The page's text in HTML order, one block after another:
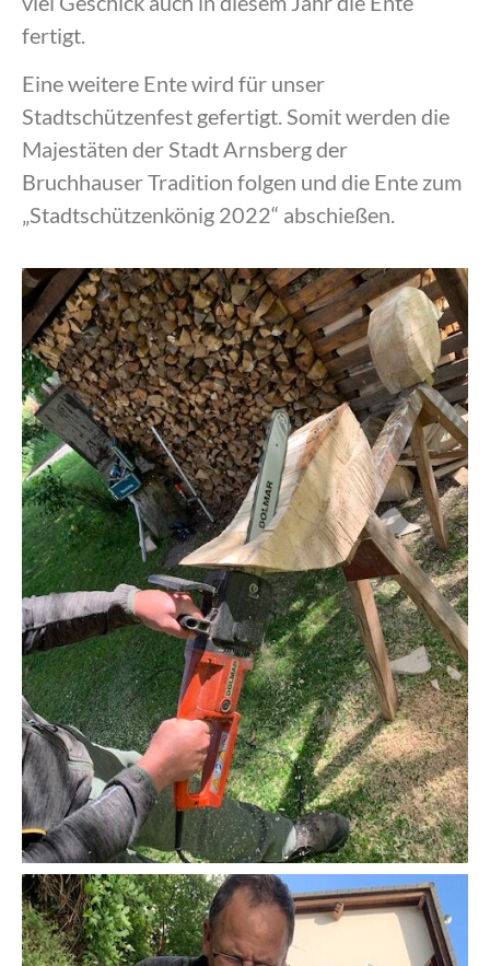
fertigt.
Eine weitere Ente wird für unser
Stadtschützenfest gefertigt. Somit werden die
Majestäten der Stadt Arnsberg der
Bruchhauser Tradition folgen und die Ente zum
„Stadtschützenkönig 2022“ abschießen.